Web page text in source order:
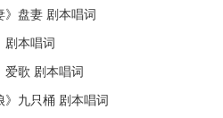
》盘妻 剧本唱词
剧本唱词
爱歌 剧本唱词
》九只桶 剧本唱词